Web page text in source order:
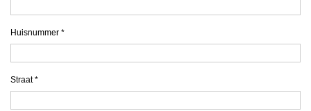
Huisnummer *
Straat*